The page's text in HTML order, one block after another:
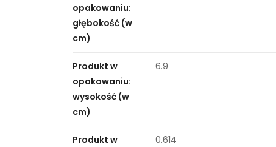
opakowaniu:
głębokość (w
cm)
Produkt w
opakowaniu:
wysokość (w
cm)
6.9
Produkt w
0.614